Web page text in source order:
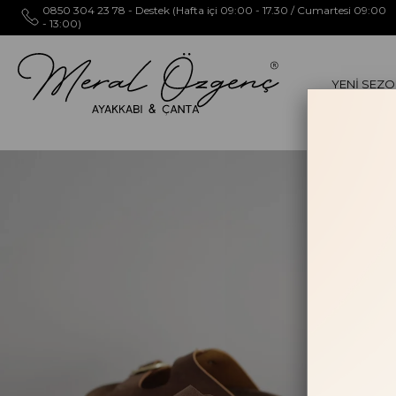
0850 304 23 78 - Destek (Hafta içi 09:00 - 17.30 / Cumartesi 09:00
- 13:00)
YENİ